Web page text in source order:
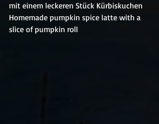
mit einem leckeren Stück Kürbiskuchen
Homemade pumpkin spice latte with a
slice of pumpkin roll